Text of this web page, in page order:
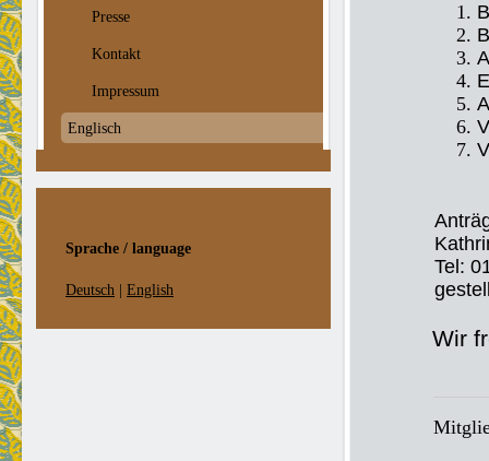
Tel:
Wir
Presse
Kontakt
Impressum
Englisch
Sprache / language
Deutsch English